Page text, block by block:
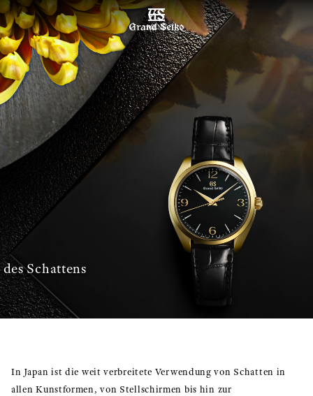
MENÜ
Schattens
In Japan ist die weit verbreitete Verwendung von Schatten in
allen Kunstformen, von Stellschirmen bis hin zur